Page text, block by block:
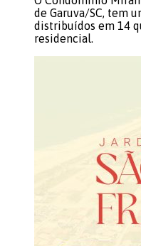
de Garuva/SC, tem
distribuídos em 14
residencial.